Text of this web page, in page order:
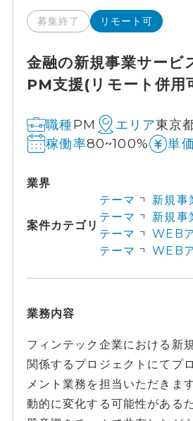
募集終了 リモート可
金融の新規事業サービ
PM支援(リモート併用
職種PM エリア東京
稼働率80~100% 単価
業界
案件カテゴリ
テーマ
新規事
テーマ
新規事
テーマ
WEB
テーマ
WEB
業務内容
フィンテック企業における新
関係するプロジェクトにてプ
メント業務を担当いただきま
動的に変化する可能性がある